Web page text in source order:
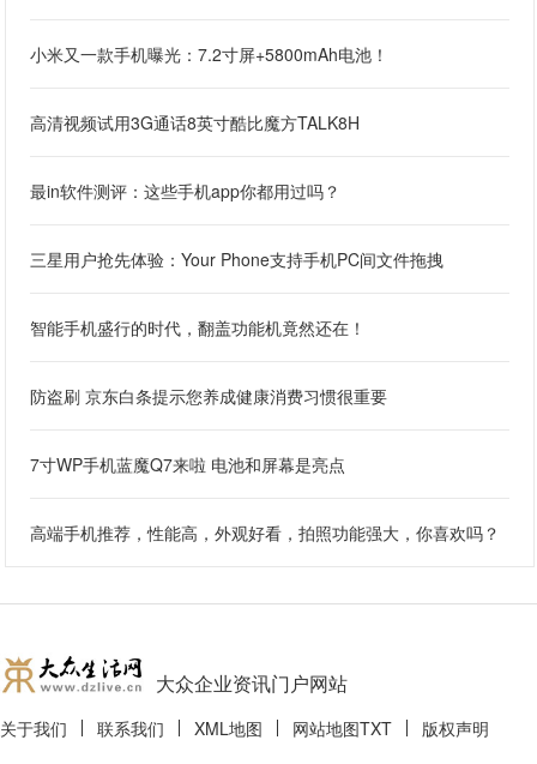
小米又一款手机曝光：7.2寸屏+5800mAh电池！
高清视频试用3G通话8英寸酷比魔方TALK8H
最in软件测评：这些手机app你都用过吗？
三星用户抢先体验：Your Phone支持手机PC间文件拖拽
智能手机盛行的时代，翻盖功能机竟然还在！
防盗刷 京东白条提示您养成健康消费习惯很重要
7寸WP手机蓝魔Q7来啦 电池和屏幕是亮点
高端手机推荐，性能高，外观好看，拍照功能强大，你喜欢吗？
大众企业资讯门户网站
关于我们 联系我们 XML地图 网站地图TXT 版权声明